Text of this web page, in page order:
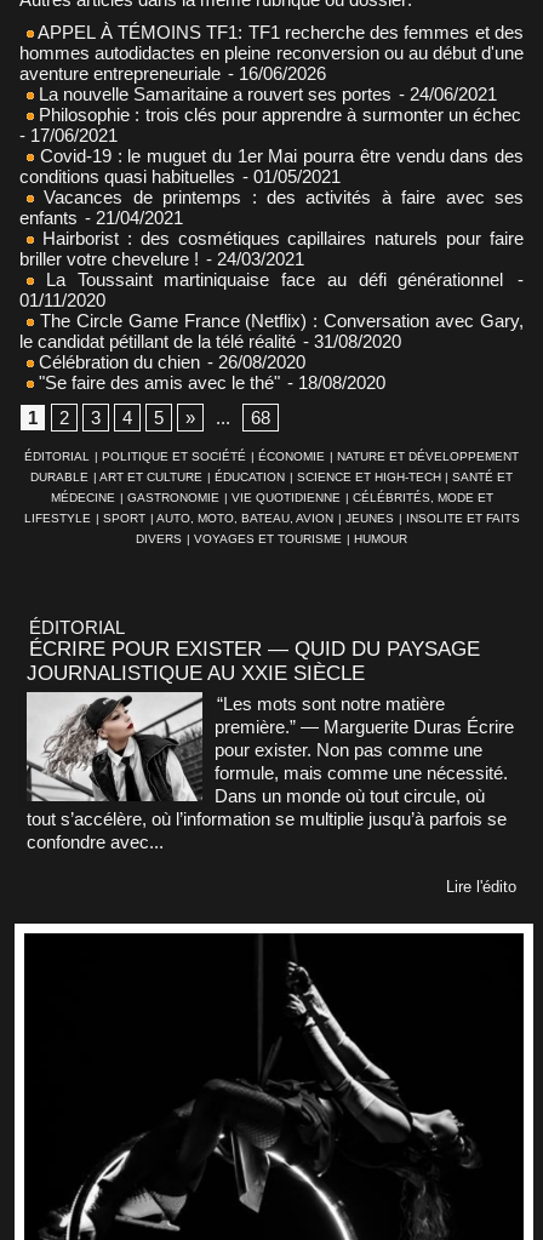
APPEL À TÉMOINS TF1: TF1 recherche des femmes et des
hommes autodidactes en pleine reconversion ou au début d'une
aventure entrepreneuriale - 16/06/2026
La nouvelle Samaritaine a rouvert ses portes - 24/06/2021
Philosophie : trois clés pour apprendre à surmonter un échec
- 17/06/2021
Covid-19 : le muguet du 1er Mai pourra être vendu dans des
conditions quasi habituelles - 01/05/2021
Vacances de printemps : des activités à faire avec ses
enfants - 21/04/2021
Hairborist : des cosmétiques capillaires naturels pour faire
briller votre chevelure ! - 24/03/2021
La Toussaint martiniquaise face au défi générationnel
-
01/11/2020
The Circle Game France (Netflix) : Conversation avec Gary,
le candidat pétillant de la télé réalité - 31/08/2020
Célébration du chien - 26/08/2020
"Se faire des amis avec le thé" - 18/08/2020
1
2 3 4 5 » ... 68
ÉDITORIAL | POLITIQUE ET SOCIÉTÉ | ÉCONOMIE | NATURE ET DÉVELOPPEMENT
DURABLE | ART ET CULTURE | ÉDUCATION | SCIENCE ET HIGH-TECH | SANTÉ ET
MÉDECINE | GASTRONOMIE | VIE QUOTIDIENNE | CÉLÉBRITÉS, MODE ET
LIFESTYLE | SPORT | AUTO, MOTO, BATEAU, AVION | JEUNES | INSOLITE ET FAITS
DIVERS | VOYAGES ET TOURISME | HUMOUR
ÉDITORIAL
ÉCRIRE POUR EXISTER — QUID DU PAYSAGE
JOURNALISTIQUE AU XXIE SIÈCLE
“Les mots sont notre matière
première.” — Marguerite Duras Écrire
pour exister. Non pas comme une
formule, mais comme une nécessité.
Dans un monde où tout circule, où
tout s’accélère, où l’information se multiplie jusqu’à parfois se
confondre avec...
Lire l'édito